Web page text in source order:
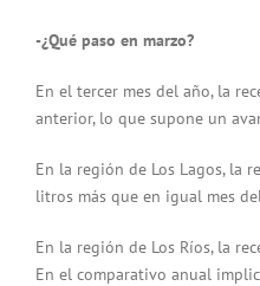
-¿Qué paso en marzo?
En el tercer mes del año, la
anterior, lo que supone un
En la región de Los Lagos, la
litros más que en igual mes
En la región de Los Ríos, la
En el comparativo anual